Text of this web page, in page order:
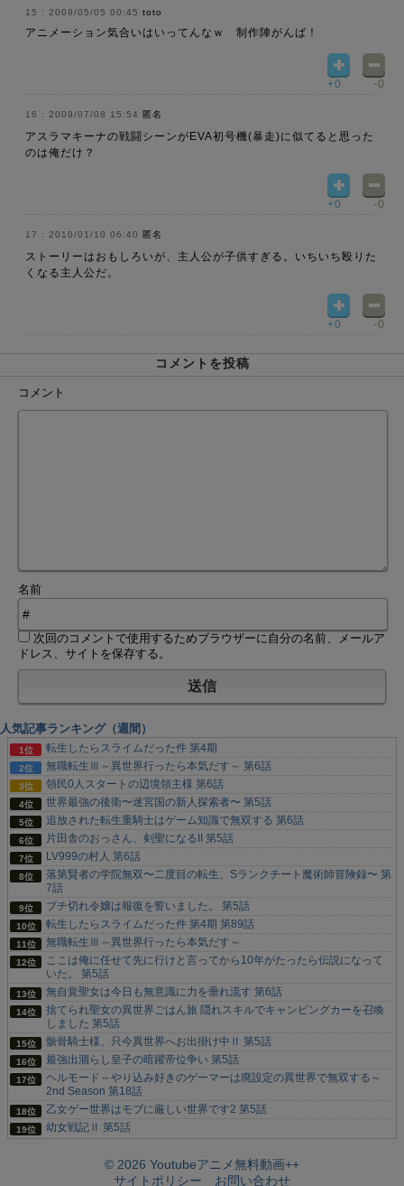
2009/05/05 00:45 toto
アニメーション気合いはいってんなｗ 制作陣がんば！
+0 -0
2009/07/08 15:54 匿名
アスラマキーナの戦闘シーンがEVA初号機(暴走)に似てると思った
のは俺だけ？
+0 -0
2010/01/10 06:40 匿名
ストーリーはおもしろいが、主人公が子供すぎる。いちいち殴りた
くなる主人公だ。
+0 -0
コメントを投稿
コメント
名前
次回のコメントで使用するためブラウザーに自分の名前、メールア
ドレス、サイトを保存する。
人気記事ランキング（週間）
転生したらスライムだった件 第4期
無職転生Ⅲ～異世界行ったら本気だす～ 第6話
領民0人スタートの辺境領主様 第6話
世界最強の後衛〜迷宮国の新人探索者〜 第5話
追放された転生重騎士はゲーム知識で無双する 第6話
片田舎のおっさん、剣聖になるII 第5話
LV999の村人 第6話
落第賢者の学院無双〜二度目の転生、Sランクチート魔術師冒険録〜 第
7話
ブチ切れ令嬢は報復を誓いました。 第5話
転生したらスライムだった件 第4期 第89話
無職転生Ⅲ～異世界行ったら本気だす～
ここは俺に任せて先に行けと言ってから10年がたったら伝説になって
いた。 第5話
無自覚聖女は今日も無意識に力を垂れ流す 第6話
捨てられ聖女の異世界ごはん旅 隠れスキルでキャンピングカーを召喚
しました 第5話
骸骨騎士様、只今異世界へお出掛け中Ⅱ 第5話
最強出涸らし皇子の暗躍帝位争い 第5話
ヘルモード～やり込み好きのゲーマーは廃設定の異世界で無双する～
2nd Season 第18話
乙女ゲー世界はモブに厳しい世界です2 第5話
幼女戦記Ⅱ 第5話
© 2026 Youtubeアニメ無料動画++
サイトポリシー
お問い合わせ